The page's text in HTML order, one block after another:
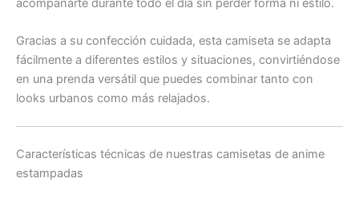
acompañarte durante todo el día sin perder forma ni estilo.
Gracias a su confección cuidada, esta camiseta se adapta
fácilmente a diferentes estilos y situaciones, convirtiéndose
en una prenda versátil que puedes combinar tanto con
looks urbanos como más relajados.
Características técnicas de nuestras camisetas de anime
estampadas